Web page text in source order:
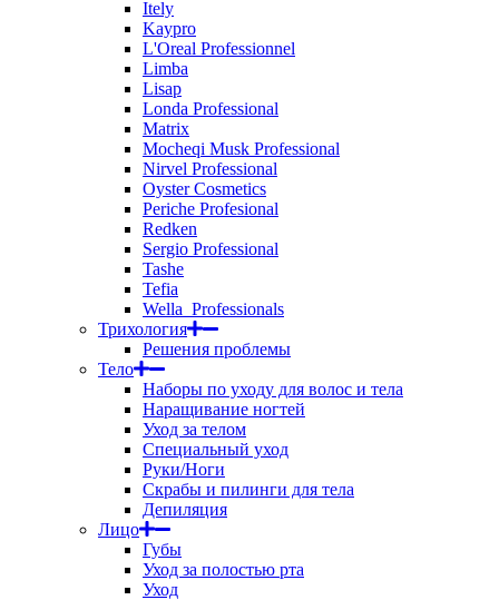
Itely
Kaypro
L'Oreal Professionnel
Limba
Lisap
Londa Professional
Matrix
Mocheqi Musk Professional
Nirvel Professional
Oyster Cosmetics
Periche Profesional
Redken
Sergio Professional
Tashe
Tefia
Wella_Professionals
Трихология
Решения проблемы
Тело
Наборы по уходу для волос и тела
Наращивание ногтей
Уход за телом
Специальный уход
Руки/Ноги
Скрабы и пилинги для тела
Депиляция
Лицо
Губы
Уход за полостью рта
Уход